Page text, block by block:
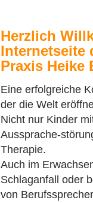
Herzlich
Internetseite
Praxis Heike
Eine erfolgreiche
der die Welt
Nicht nur Kinder
Aussprache-
Therapie.
Auch im
Schlaganfall oder
von